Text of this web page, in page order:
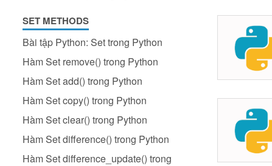
SET METHODS
Bài tập Python: Set trong Python
Hàm Set remove() trong Python
Hàm Set add() trong Python
Hàm Set copy() trong Python
Hàm Set clear() trong Python
Hàm Set difference() trong Python
Hàm Set difference_update() trong